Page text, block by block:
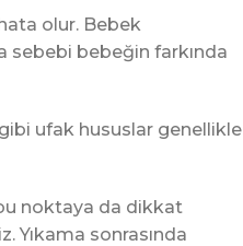
olur. Bebek
sebebi bebeğin farkında
ufak hususlar genellikle
bu noktaya da dikkat
Yıkama sonrasında